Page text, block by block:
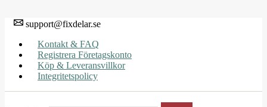
support@fixdelar.se
Kontakt & FAQ
Registrera Företagskonto
Köp & Leveransvillkor
Integritetspolicy